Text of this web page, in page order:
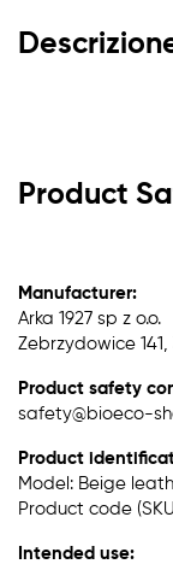
Product
Manufacturer:
Arka 1927 sp z o.o.
Zebrzydowice
Product safety
safety@bioeco-
Product
Model: Beige
Product code
Intended use: